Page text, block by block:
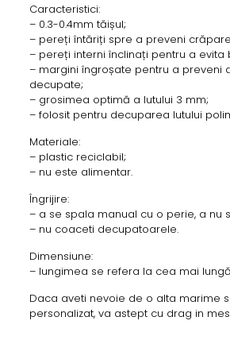
Caracteristici:
– 0.3-0.4mm tăișul;
– pereți întăriți spre a preveni
– pereți interni înclinați pentru a evita
– margini îngroșate pentru a preveni
decupate;
– grosimea optimă a lutului 3 mm;
– folosit pentru decuparea lutului
Materiale:
– plastic reciclabil;
– nu este alimentar.
Îngrijire:
– a se spala manual cu o perie, a nu
– nu coaceti decupatoarele.
Dimensiune:
– lungimea se refera la cea mai
Daca aveti nevoie de o alta marime
personalizat, va astept cu drag in